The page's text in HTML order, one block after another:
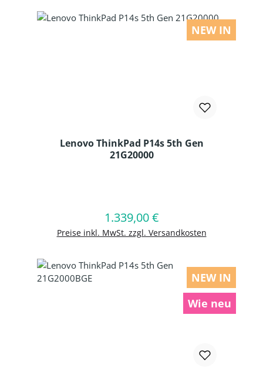
NEW IN
Lenovo ThinkPad P14s 5th Gen
21G20000
Regulärer Preis:
1.339,00 €
Preise inkl. MwSt. zzgl. Versandkosten
In den Warenkorb
NEW IN
Wie neu